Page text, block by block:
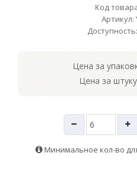
Код
Артикул:
Цена за
Цена за
Минимальное кол-во